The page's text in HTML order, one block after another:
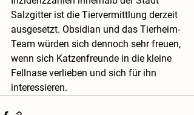
Salzgitter ist die Tiervermittlung derzeit
ausgesetzt. Obsidian und das Tierheim-
Team würden sich dennoch sehr freuen,
wenn sich Katzenfreunde in die kleine
Fellnase verlieben und sich für ihn
interessieren.